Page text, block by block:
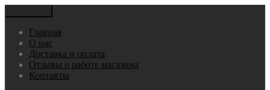
Главная
О нас
Доставка и оплата
Отзывы о работе магазина
Контакты